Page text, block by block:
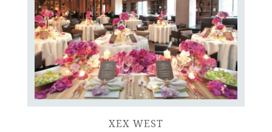
XEX WEST